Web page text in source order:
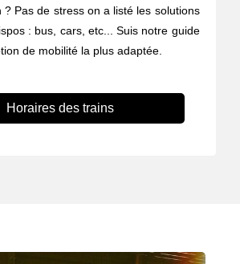
? Pas de stress on a listé les solutions
: bus, cars, etc... Suis notre guide
de mobilité la plus adaptée.
Horaires des trains